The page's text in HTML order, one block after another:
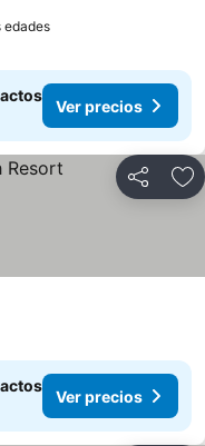
edadesVer precios
Ver precios
Compartir
Ver precios